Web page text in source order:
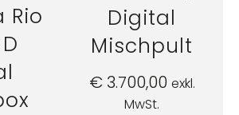
Rio
Digital
Mischpult
€3.700,00 exkl.
MwSt.